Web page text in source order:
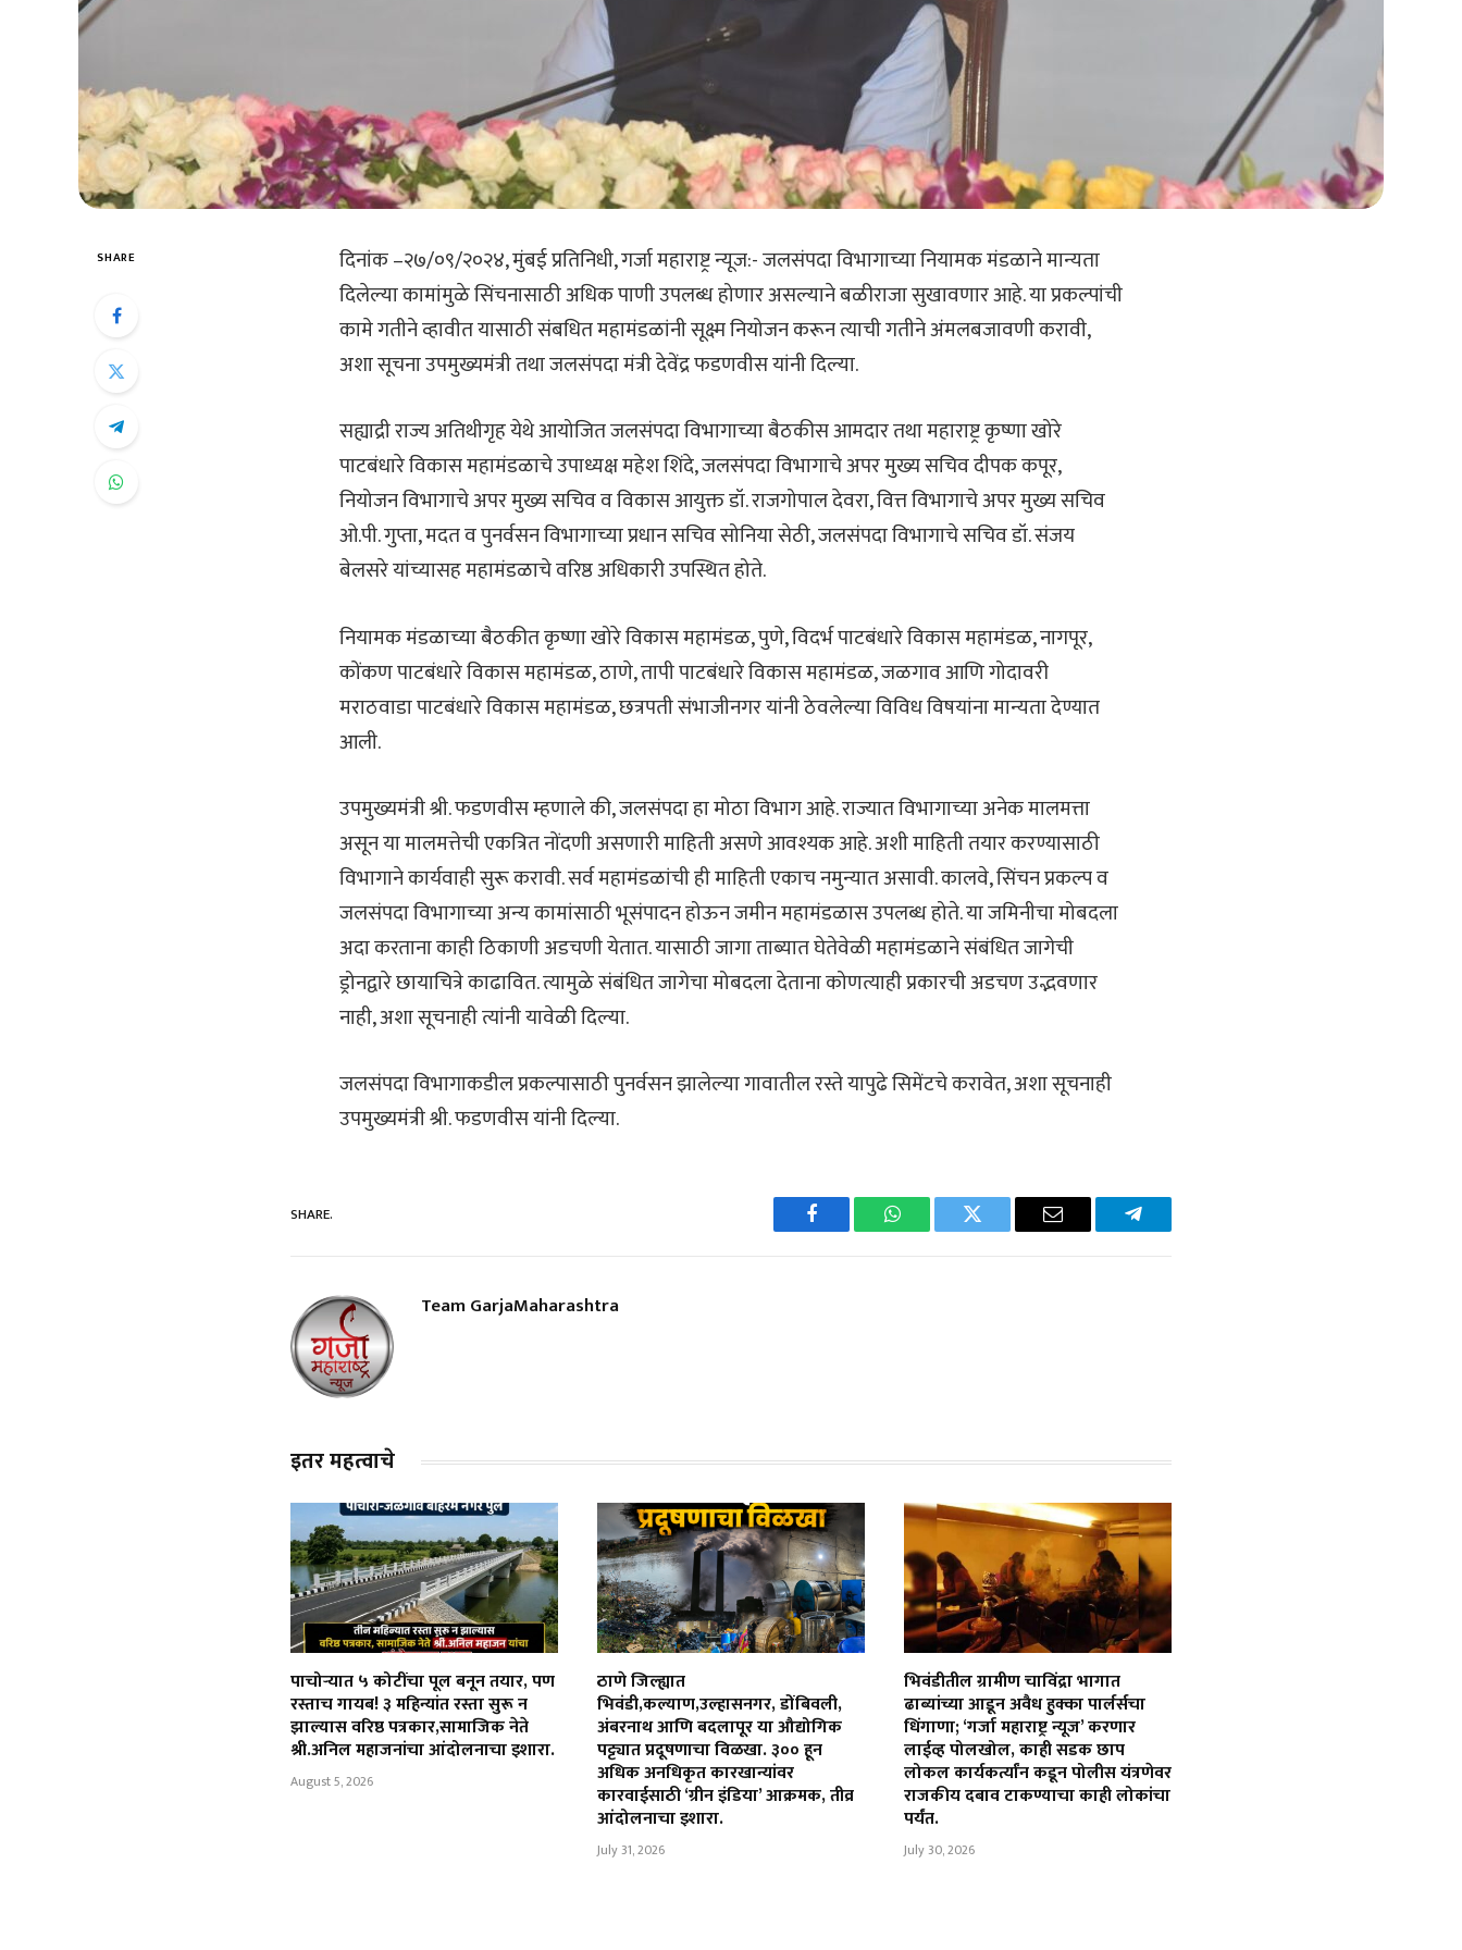
SHARE
दिनांक –२७/०९/२०२४, मुंबई प्रतिनिधी, गर्जा महाराष्ट्र न्यूज:- जलसंपदा विभागाच्या नियामक मंडळाने मान्यता
दिलेल्या कामांमुळे सिंचनासाठी अधिक पाणी उपलब्ध होणार असल्याने बळीराजा सुखावणार आहे. या प्रकल्पांची
कामे गतीने व्हावीत यासाठी संबधित महामंडळांनी सूक्ष्म नियोजन करून त्याची गतीने अंमलबजावणी करावी,
अशा सूचना उपमुख्यमंत्री तथा जलसंपदा मंत्री देवेंद्र फडणवीस यांनी दिल्या.
सह्याद्री राज्य अतिथीगृह येथे आयोजित जलसंपदा विभागाच्या बैठकीस आमदार तथा महाराष्ट्र कृष्णा खोरे
पाटबंधारे विकास महामंडळाचे उपाध्यक्ष महेश शिंदे, जलसंपदा विभागाचे अपर मुख्य सचिव दीपक कपूर,
नियोजन विभागाचे अपर मुख्य सचिव व विकास आयुक्त डॉ. राजगोपाल देवरा, वित्त विभागाचे अपर मुख्य सचिव
ओ.पी. गुप्ता, मदत व पुनर्वसन विभागाच्या प्रधान सचिव सोनिया सेठी, जलसंपदा विभागाचे सचिव डॉ. संजय
बेलसरे यांच्यासह महामंडळाचे वरिष्ठ अधिकारी उपस्थित होते.
नियामक मंडळाच्या बैठकीत कृष्णा खोरे विकास महामंडळ, पुणे, विदर्भ पाटबंधारे विकास महामंडळ, नागपूर,
कोंकण पाटबंधारे विकास महामंडळ, ठाणे, तापी पाटबंधारे विकास महामंडळ, जळगाव आणि गोदावरी
मराठवाडा पाटबंधारे विकास महामंडळ, छत्रपती संभाजीनगर यांनी ठेवलेल्या विविध विषयांना मान्यता देण्यात
आली.
उपमुख्यमंत्री श्री. फडणवीस म्हणाले की, जलसंपदा हा मोठा विभाग आहे. राज्यात विभागाच्या अनेक मालमत्ता
असून या मालमत्तेची एकत्रित नोंदणी असणारी माहिती असणे आवश्यक आहे. अशी माहिती तयार करण्यासाठी
विभागाने कार्यवाही सुरू करावी. सर्व महामंडळांची ही माहिती एकाच नमुन्यात असावी. कालवे, सिंचन प्रकल्प व
जलसंपदा विभागाच्या अन्य कामांसाठी भूसंपादन होऊन जमीन महामंडळास उपलब्ध होते. या जमिनीचा मोबदला
अदा करताना काही ठिकाणी अडचणी येतात. यासाठी जागा ताब्यात घेतेवेळी महामंडळाने संबंधित जागेची
ड्रोनद्वारे छायाचित्रे काढावित. त्यामुळे संबंधित जागेचा मोबदला देताना कोणत्याही प्रकारची अडचण उद्भवणार
नाही, अशा सूचनाही त्यांनी यावेळी दिल्या.
जलसंपदा विभागाकडील प्रकल्पासाठी पुनर्वसन झालेल्या गावातील रस्ते यापुढे सिमेंटचे करावेत, अशा सूचनाही
उपमुख्यमंत्री श्री. फडणवीस यांनी दिल्या.
SHARE.
Facebook WhatsAppTwitter Email Telegram
Team GarjaMaharashtra
इतर महत्वाचे
पाचोऱ्यात ५ कोटींचा पूल बनून तयार, पण
रस्ताच गायब! ३ महिन्यांत रस्ता सुरू न
झाल्यास वरिष्ठ पत्रकार,सामाजिक नेते
श्री.अनिल महाजनांचा आंदोलनाचा इशारा.
August 5, 2026
ठाणे जिल्ह्यात
भिवंडी,कल्याण,उल्हासनगर, डोंबिवली,
अंबरनाथ आणि बदलापूर या औद्योगिक
पट्ट्यात प्रदूषणाचा विळखा. ३०० हून
अधिक अनधिकृत कारखान्यांवर
कारवाईसाठी ‘ग्रीन इंडिया’ आक्रमक, तीव्र
आंदोलनाचा इशारा.
July 31, 2026
भिवंडीतील ग्रामीण चाविंद्रा भागात
ढाब्यांच्या आडून अवैध हुक्का पार्लर्सचा
धिंगाणा; ‘गर्जा महाराष्ट्र न्यूज’ करणार
लाईव्ह पोलखोल, काही सडक छाप
लोकल कार्यकर्त्यांन कडून पोलीस यंत्रणेवर
राजकीय दबाव टाकण्याचा काही लोकांचा
पर्यंत.
July 30, 2026